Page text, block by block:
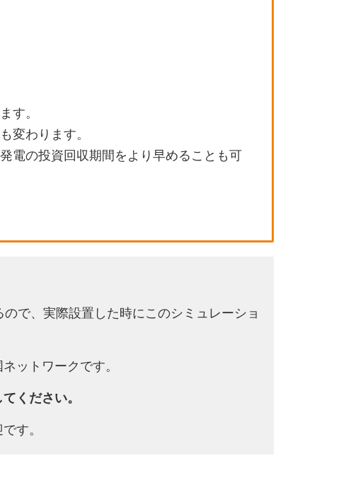
す。
変わります。
電の投資回収期間をより早めることも可
で、実際設置した時にこのシミュレーショ
ットワークです。
ください。
す。